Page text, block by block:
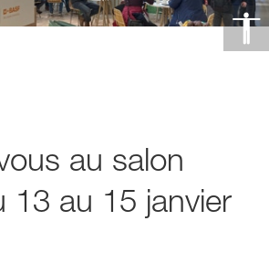
au salon
13 au 15 janvier